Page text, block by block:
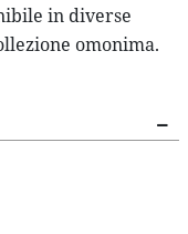
in diverse
omonima.